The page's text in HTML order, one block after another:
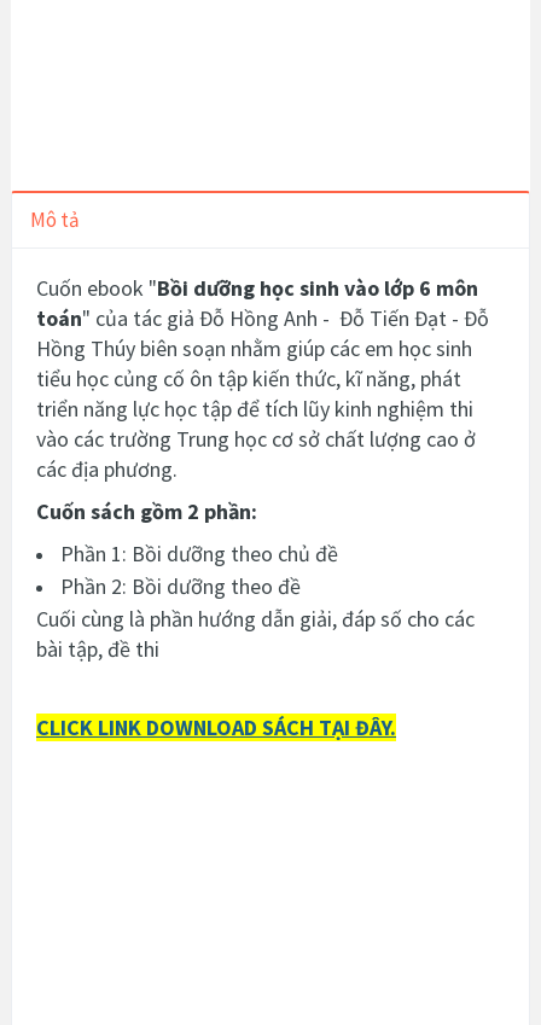
Mô tả
Cuốn ebook "Bồi dưỡng học sinh vào lớp 6 môn
toán" của tác giả Đỗ Hồng Anh - Đỗ Tiến Đạt - Đỗ
Hồng Thúy biên soạn nhằm giúp các em học sinh
tiểu học củng cố ôn tập kiến thức, kĩ năng, phát
triển năng lực học tập để tích lũy kinh nghiệm thi
vào các trường Trung học cơ sở chất lượng cao ở
các địa phương.
Cuốn sách gồm 2 phần:
Phần 1: Bồi dưỡng theo chủ đề
Phần 2: Bồi dưỡng theo đề
Cuối cùng là phần hướng dẫn giải, đáp số cho các
bài tập, đề thi
CLICK LINK DOWNLOAD SÁCH TẠI ĐÂY.